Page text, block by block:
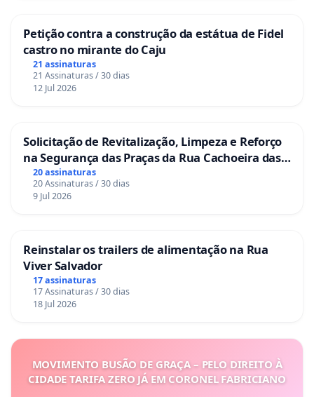
Petição contra a construção da estátua de Fidel
castro no mirante do Caju
21 assinaturas
21 Assinaturas / 30 dias
12 Jul 2026
Solicitação de Revitalização, Limpeza e Reforço
na Segurança das Praças da Rua Cachoeira das
Sete Ilhas
20 assinaturas
20 Assinaturas / 30 dias
9 Jul 2026
Reinstalar os trailers de alimentação na Rua
Viver Salvador
17 assinaturas
17 Assinaturas / 30 dias
18 Jul 2026
MOVIMENTO BUSÃO DE GRAÇA – PELO DIREITO À
CIDADE TARIFA ZERO JÁ EM CORONEL FABRICIANO